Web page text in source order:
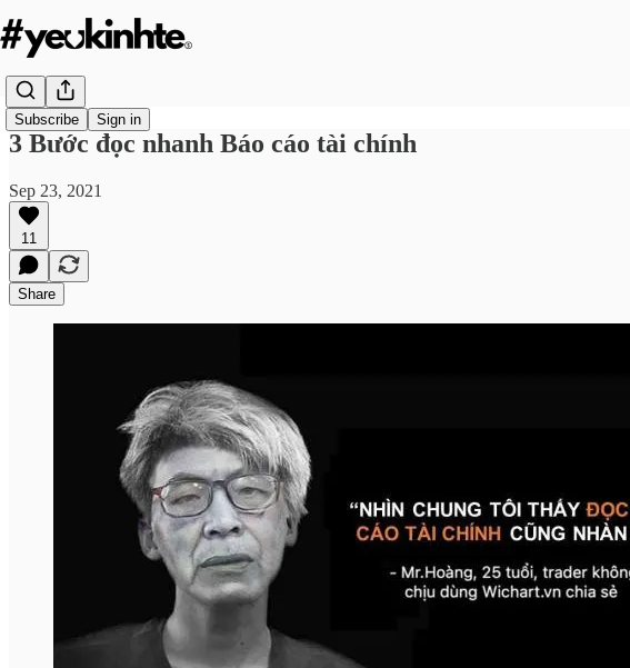
Subscribe Sign in
3 Bước đọc nhanh Báo cáo tài chính
Sep 23, 2021
11
Share